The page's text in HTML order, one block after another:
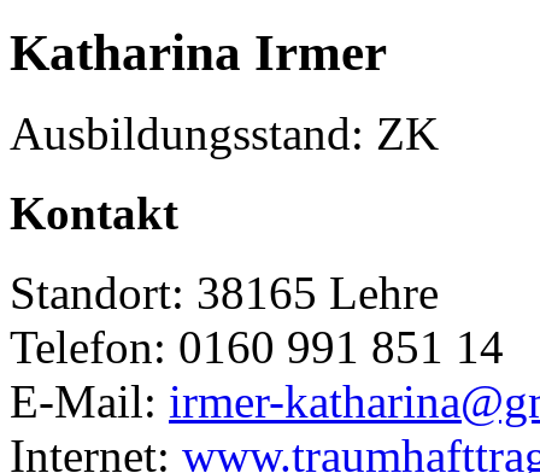
Katharina Irmer
Ausbildungsstand: ZK
Kontakt
Standort: 38165 Lehre
Telefon: 0160 991 851 14
E-Mail: irmer-
Internet: